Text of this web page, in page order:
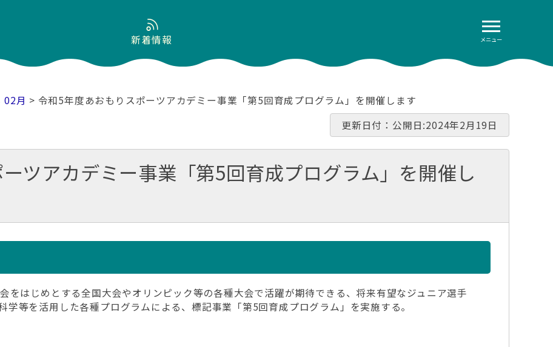
メニュー
新着情報
02月 > 令和5年度あおもりスポーツアカデミー事業「第5回育成プログラム」を開催します
更新日付：公開日:2024年2月19日
ツアカデミー事業「第5回育成プログラム」を開催し
をはじめとする全国大会やオリンピック等の各種大会で活躍が期待できる、将来有望なジュニア選手
学等を活用した各種プログラムによる、標記事業「第5回育成プログラム」を実施する。